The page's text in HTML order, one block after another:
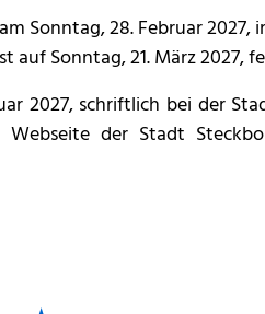
Sonntag, 28. Februar 2027,
Sonntag, 21. März 2027,
2027, schriftlich bei der
der Stadt